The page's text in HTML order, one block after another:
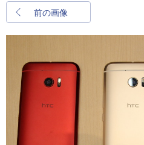
前の画像